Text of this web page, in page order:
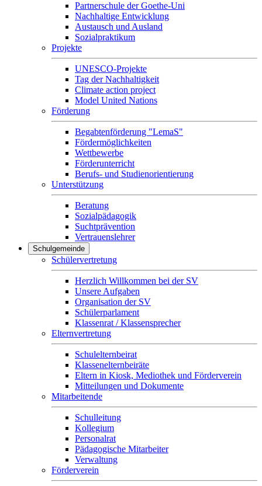
Partnerschule der Goethe-Uni
Nachhaltige Entwicklung
Austausch und Ausland
Sozialpraktikum
Projekte
UNESCO-Projekte
Tag der Nachhaltigkeit
Climate action project
Model United Nations
Förderung
Begabtenförderung "LemaS"
Fördermöglichkeiten
Wettbewerbe
Förderunterricht
Berufs- und Studienorientierung
Unterstützung
Beratung
Sozialpädagogik
Suchtprävention
Vertrauenslehrer
Schulgemeinde
Schülervertretung
Herzlich Willkommen bei der SV
Unsere Aufgaben
Organisation der SV
Schülerparlament
Klassenrat / Klassensprecher
Elternvertretung
Schulelternbeirat
Klassenelternbeiräte
Eltern in Kiosk, Mediothek und Förderverein
Mitteilungen und Dokumente
Mitarbeitende
Schulleitung
Kollegium
Personalrat
Pädagogische Mitarbeiter
Verwaltung
Förderverein